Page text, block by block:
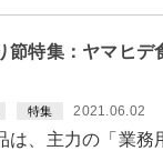
節特集：ヤマヒ
特集 2021.06.02
、主力の「業務